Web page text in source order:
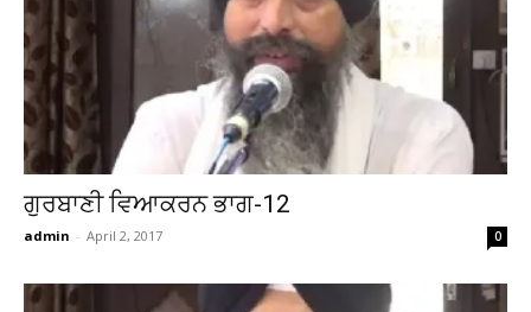
ਗੁਰਬਾਣੀ ਵਿਆਕਰਨ ਭਾਗ-12
admin - April 2, 2017 0